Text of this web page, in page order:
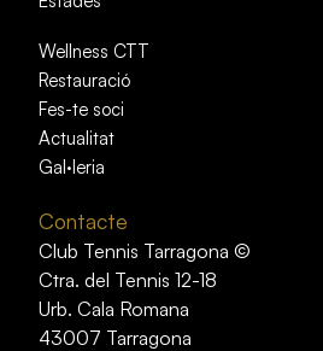
Wellness CTT
Restauració
Fes-te soci
Actualitat
Gal·leria
Contacte
Club Tennis Tarragona ©
Ctra. del Tennis 12-18
Urb. Cala Romana
43007 Tarragona